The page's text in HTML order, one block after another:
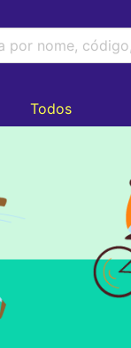
Todos